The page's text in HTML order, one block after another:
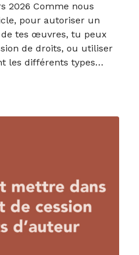
2026 Comme nous
pour autoriser un
tes œuvres, tu peux
de droits, ou utiliser
les différents types…